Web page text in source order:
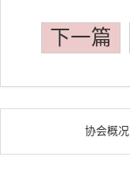
下一篇
协会概况